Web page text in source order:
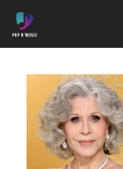
Aller
au